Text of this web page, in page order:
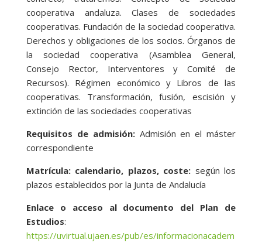
cooperativa andaluza. Clases de sociedades
cooperativas. Fundación de la sociedad cooperativa.
Derechos y obligaciones de los socios. Órganos de
la sociedad cooperativa (Asamblea General,
Consejo Rector, Interventores y Comité de
Recursos). Régimen económico y Libros de las
cooperativas. Transformación, fusión, escisión y
extinción de las sociedades cooperativas
Requisitos de admisión: Admisión en el máster
correspondiente
Matrícula: calendario, plazos, coste: según los
plazos establecidos por la Junta de Andalucía
Enlace o acceso al documento del Plan de
Estudios:
https://uvirtual.ujaen.es/pub/es/informacionacadem